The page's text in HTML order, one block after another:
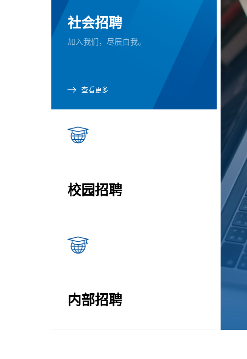
社会招聘
加入我们，尽展自我。
查看更多
校园招聘
内部招聘